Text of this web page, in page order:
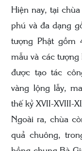
Hiện nay, tại
phú và đa dạng
tượng Phật gồm
mẫu và các
được tạo tác
vàng lộng lẫy,
thế kỷ XVII-XVIII-
Ngoài ra, chùa
quả chuông,